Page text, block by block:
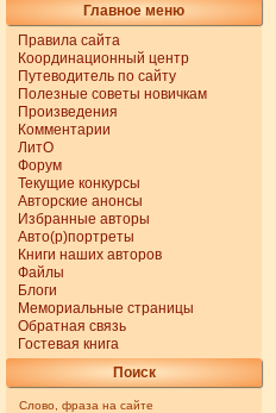
Главное меню
Правила сайта
Координационный центр
Путеводитель по сайту
Полезные советы новичкам
Произведения
Комментарии
ЛитО
Форум
Текущие конкурсы
Авторские анонсы
Избранные авторы
Авто(р)портреты
Книги наших авторов
Файлы
Блоги
Мемориальные страницы
Обратная связь
Гостевая книга
Поиск
Слово, фраза на сайте